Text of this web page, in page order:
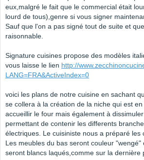
eux,malgré le fait que le commercial était
lourd de tous),genre si vous signer
Sauf que l'on a pas signé tout de suite et
raisonnable.
Signature cuisines propose des modèles
vous laisse le lien http://
LANG=FRA&ActiveIndex=0
voici les plans de notre cuisine en sachant
se collera à la création de la niche qui est
accueillir le four mais également à
permettant de contenir les differents
électriques. Le cuisiniste nous a préparé les
Les meubles du bas seront couleur "wengé"
seront blancs laqués,comme sur la dernière